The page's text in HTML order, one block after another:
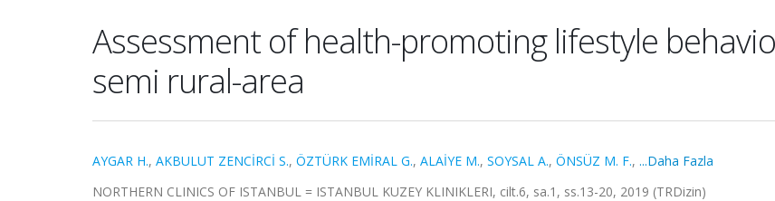
Assessment of health-promoting lifestyle
semi rural-area
AYGAR H., AKBULUT ZENCİRCİ S., ÖZTÜRK EMİRAL G., ALAİYE M., SOYSAL A., ÖNSÜZ M. F., ...Daha Fazla
NORTHERN CLINICS OF ISTANBUL = ISTANBUL KUZEY KLINIKLERI, cilt.6, sa.1, ss.13-20, 2019 (TRDizin)